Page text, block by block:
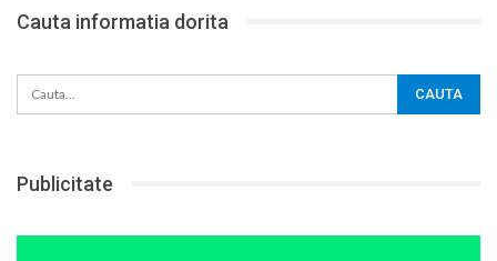
Cauta informatia dorita
Publicitate